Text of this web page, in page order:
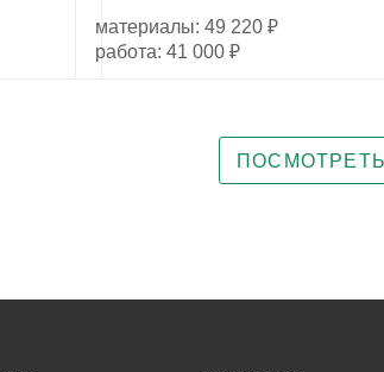
материалы: 49 220 ₽
работа: 41 000 ₽